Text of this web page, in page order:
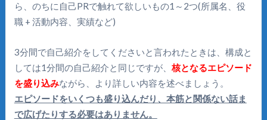
ら、のちに自己PRで触れて欲しいもの1～2つ(所属名、役
職 + 活動内容、実績など)
3分間で自己紹介をしてくださいと言われたときは、構成と
しては1分間の自己紹介と同じですが、 核となるエピソード
を盛り込みながら、より詳しい内容を述べましょう。
エピソードをいくつも盛り込んだり、本筋と関係ない話ま
で広げたりする必要はありません。